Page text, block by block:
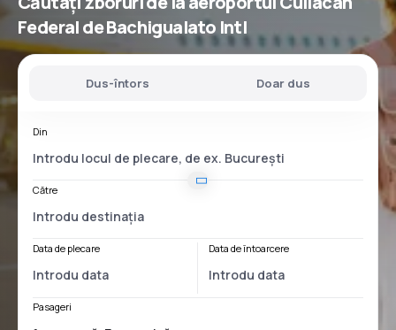
Federal de Bachigualato Intl
Dus-întors Doar dus
Din
Către
Data de plecare Data de întoarcere
Pasageri